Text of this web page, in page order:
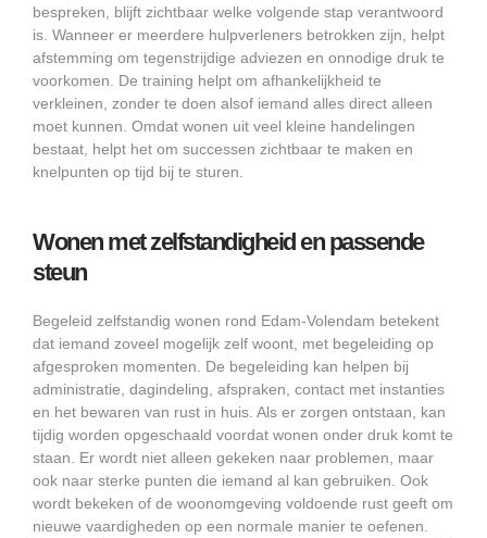
bespreken, blijft zichtbaar welke volgende stap verantwoord
is. Wanneer er meerdere hulpverleners betrokken zijn, helpt
afstemming om tegenstrijdige adviezen en onnodige druk te
voorkomen. De training helpt om afhankelijkheid te
verkleinen, zonder te doen alsof iemand alles direct alleen
moet kunnen. Omdat wonen uit veel kleine handelingen
bestaat, helpt het om successen zichtbaar te maken en
knelpunten op tijd bij te sturen.
Wonen met zelfstandigheid en passende
steun
Begeleid zelfstandig wonen rond Edam-Volendam betekent
dat iemand zoveel mogelijk zelf woont, met begeleiding op
afgesproken momenten. De begeleiding kan helpen bij
administratie, dagindeling, afspraken, contact met instanties
en het bewaren van rust in huis. Als er zorgen ontstaan, kan
tijdig worden opgeschaald voordat wonen onder druk komt te
staan. Er wordt niet alleen gekeken naar problemen, maar
ook naar sterke punten die iemand al kan gebruiken. Ook
wordt bekeken of de woonomgeving voldoende rust geeft om
nieuwe vaardigheden op een normale manier te oefenen.